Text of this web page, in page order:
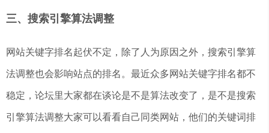
三、搜索引擎算法调整
网站关键字排名起伏不定，除了人为原因之外，搜索引擎算
法调整也会影响站点的排名。最近众多网站关键字排名都不
稳定，论坛里大家都在谈论是不是算法改变了，是不是搜索
引擎算法调整大家可以看看自己同类网站，他们的关键词排